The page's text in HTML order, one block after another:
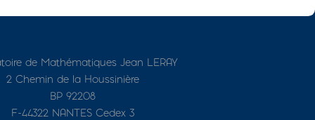
de Mathématiques Jean LERAY
2 Chemin de la Houssinière
BP 92208
F-44322 NANTES Cedex 3